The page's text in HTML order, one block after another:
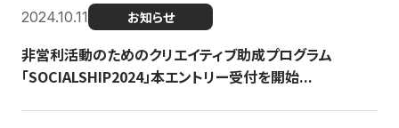
2024.10.11 お知らせ
非営利活動のためのクリエイティブ助成プログラム
「SOCIALSHIP2024」本エントリー受付を開始...